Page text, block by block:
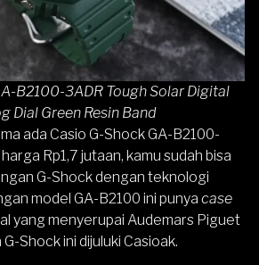
B2100-3ADR Tough Solar Digital
Dial Green Resin Band
ada Casio G-Shock GA-B2100-
harga Rp1,7 jutaan, kamu sudah bisa
G-Shock dengan teknologi
model GA-B2100 ini punya case
yang menyerupai Audemars Piguet
Shock ini dijuluki Casioak.